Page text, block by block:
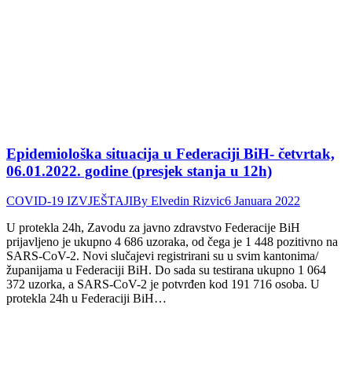
Epidemiološka situacija u Federaciji BiH- četvrtak,
06.01.2022. godine (presjek stanja u 12h)
COVID-19 IZVJEŠTAJIBy Elvedin Rizvic6 Januara 2022
U protekla 24h, Zavodu za javno zdravstvo Federacije BiH
prijavljeno je ukupno 4 686 uzoraka, od čega je 1 448 pozitivno na
SARS-CoV-2. Novi slučajevi registrirani su u svim kantonima/
županijama u Federaciji BiH. Do sada su testirana ukupno 1 064
372 uzorka, a SARS-CoV-2 je potvrđen kod 191 716 osoba. U
protekla 24h u Federaciji BiH…